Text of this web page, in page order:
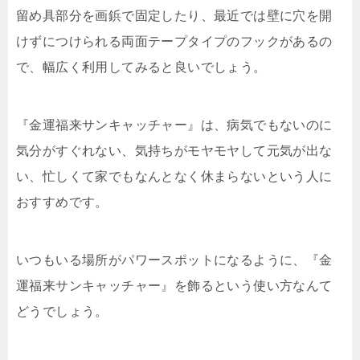
留め具部分を画鋲で固定したり、最近では壁に穴を開
けずにつけられる両面テープタイプのフックがあるの
で、幅広く利用してみると良いでしょう。
『金運福来サンキャッチャー』は、病気でもないのに
気分がすぐれない、気持ちがモヤモヤして元気が出な
い、忙しくて家でもなんとなく休まらないという人に
おすすめです。
いつもいる場所がパワースポットになるように、『金
運福来サンキャッチャー』を飾るという使い方なんて
どうでしょう。